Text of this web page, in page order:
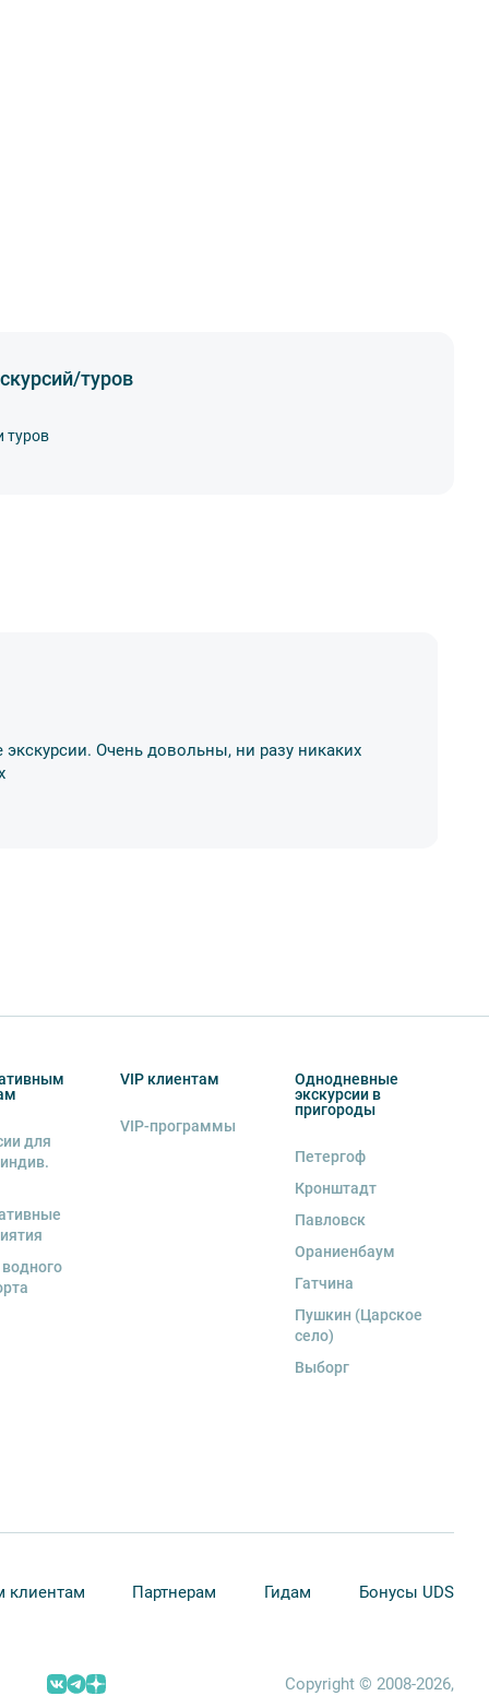
туров
туров
Очень довольны, ни разу никаких
для
VIP клиентам
VIP-программы
Однодневные
экскурсии в
пригороды
Петергоф
Кронштадт
Павловск
Ораниенбаум
Гатчина
Пушкин (Царское
село)
Выборг
клиентам Партнерам Гидам Бонусы UDS
Copyright © 2008-2026,